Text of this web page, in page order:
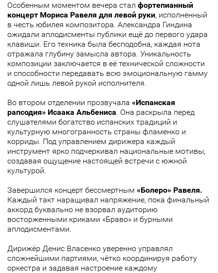
Особенным моментом вечера стал фортепианный
концерт Мориса Равеля для левой руки, исполненный
в честь юбилея композитора. Александра Гиндина
ожидали аплодисменты публики ещё до первого удара
клавиши. Его техника была бесподобна, каждая нота
отражала глубину замысла автора. Уникальность
композиции заключается в её технической сложности
и способности передавать всю эмоциональную гамму
одной лишь левой рукой исполнителя.
Во втором отделении прозвучала «Испанская
рапсодия» Исаака Альбениса. Она раскрыла перед
слушателями богатство испанских традиций и
культурную многогранность страны фламенко и
корриды. Под управлением дирижера каждый
инструмент ярко подчеркивал национальные мотивы,
создавая ощущение настоящей встречи с южной
культурой.
Завершился концерт бессмертным «Болеро» Равеля.
Каждый такт наращивал напряжение, пока финальный
аккорд буквально не взорвал аудиторию
восторженными криками «Браво» и бурными
аплодисментами.
Дирижёр Денис Власенко уверенно управлял
сложнейшими партиями, чётко координируя работу
оркестра и задавая настроение каждому